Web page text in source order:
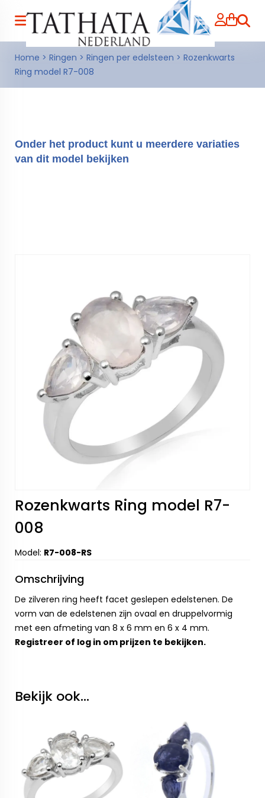
Home > Ringen > Ringen per edelsteen > Rozenkwarts
Ring model R7-008
Onder het product kunt u meerdere variaties
van dit model bekijken
Rozenkwarts Ring model R7-
008
Model: R7-008-RS
Omschrijving
De zilveren ring heeft facet geslepen edelstenen. De
vorm van de edelstenen zijn ovaal en druppelvormig
met een afmeting van 8 x 6 mm en 6 x 4 mm.
Registreer of log in om prijzen te bekijken.
Bekijk ook...